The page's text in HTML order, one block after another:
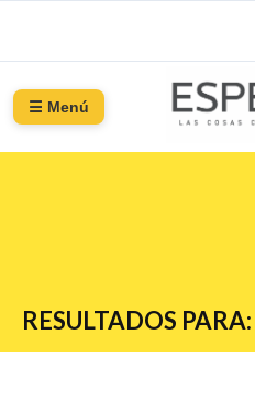
☰ Menú
RESULTADOS PARA: